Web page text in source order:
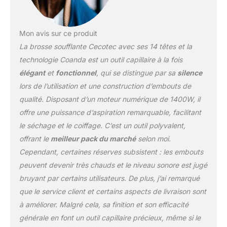
élasticité. Évitez de
et protégez-les à tout
moment grâce au
contrôle intelligent de la
chaleur. Prenez soin de
choisissant la
température qui leur
convient le mieux grâce
aux 3 réglages de
température. Réglez le
grâce aux 3 vitesses. La
fonction air froid permet
de fixer et de sceller
n'importe quelle coiffure.
Avec ses multiples
Mon avis sur ce produit
La brosse soufflante Cecotec avec ses 14 têtes et la
technologie Coanda est un outil capillaire à la fois
élégantet fonctionnel, qui se distingue par sa silence
lors de l’utilisation et une construction d’embouts de
qualité. Disposant d’un moteur numérique de 1400W, il
offre une puissance d’aspiration remarquable, facilitant
le séchage et le coiffage. C’est un outil polyvalent,
offrant le meilleur pack du marchéselon moi.
Cependant, certaines réserves subsistent : les embouts
peuvent devenir très chauds et le niveau sonore est jugé
bruyant par certains utilisateurs. De plus, j’ai remarqué
que le service client et certains aspects de livraison sont
à améliorer. Malgré cela, sa finition et son efficacité
générale en font un outil capillaire précieux, même si le